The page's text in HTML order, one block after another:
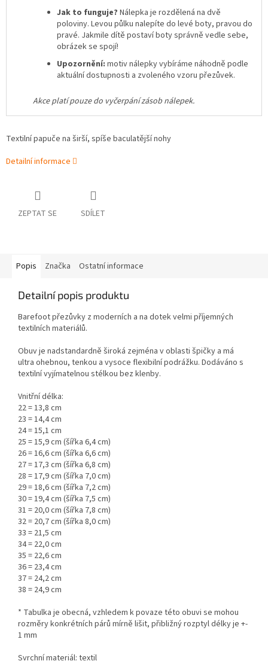
Jak to funguje? Nálepka je rozdělená na dvě
poloviny. Levou půlku nalepíte do levé boty, pravou do
pravé. Jakmile dítě postaví boty správně vedle sebe,
obrázek se spojí!
Upozornění: motiv nálepky vybíráme náhodně podle
aktuální dostupnosti a zvoleného vzoru přezůvek.
Akce platí pouze do vyčerpání zásob nálepek.
Textilní papuče na širší, spíše baculatější nohy
Detailní informace
ZEPTAT SE SDÍLET
Popis Značka Ostatní informace
Detailní popis produktu
Barefoot přezůvky z moderních a na dotek velmi příjemných
textilních materiálů.
Obuv je nadstandardně široká zejména v oblasti špičky a má
ultra ohebnou, tenkou a vysoce flexibilní podrážku. Dodáváno s
textilní vyjímatelnou stélkou bez klenby.
Vnitřní délka:
22 = 13,8 cm
23 = 14,4 cm
24 = 15,1 cm
25 = 15,9 cm (šířka 6,4 cm)
26 = 16,6 cm (šířka 6,6 cm)
27 = 17,3 cm (šířka 6,8 cm)
28 = 17,9 cm (šířka 7,0 cm)
29 = 18,6 cm (šířka 7,2 cm)
30 = 19,4 cm (šířka 7,5 cm)
31 = 20,0 cm (šířka 7,8 cm)
32 = 20,7 cm (šířka 8,0 cm)
33 = 21,5 cm
34 = 22,0 cm
35 = 22,6 cm
36 = 23,4 cm
37 = 24,2 cm
38 = 24,9 cm
* Tabulka je obecná, vzhledem k povaze této obuvi se mohou
rozměry konkrétních párů mírně lišit, přibližný rozptyl délky je +-
1 mm
Svrchní materiál: textil